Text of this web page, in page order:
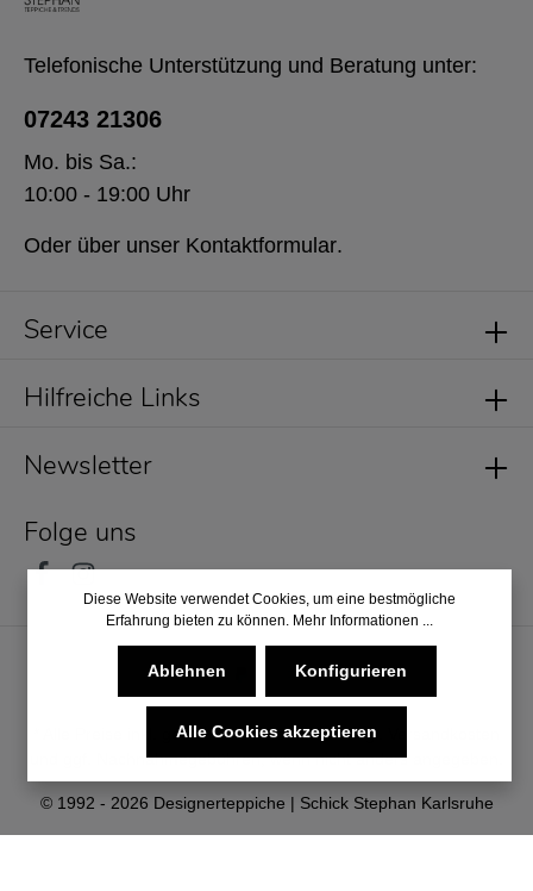
Service
Newsletter
Folge uns
Telefonische Unterstützung und Beratung unter:
07243 21306
Mo. bis Sa.:
10:00 - 19:00 Uhr
Oder über unser Kontaktformular.
Hilfreiche Links
© 1992 - 2026 Designerteppiche | Schick Stephan Karlsruhe
* Alle Preise inkl. gesetzl. Mehrwertsteuer zzgl.
und ggf. Nachnahmegebühren, wenn nicht anders angegeben.
Diese Website verwendet Cookies, um eine bestmögliche
Erfahrung bieten zu können. Mehr Informationen ...
Ablehnen Konfigurieren
Alle Cookies akzeptieren